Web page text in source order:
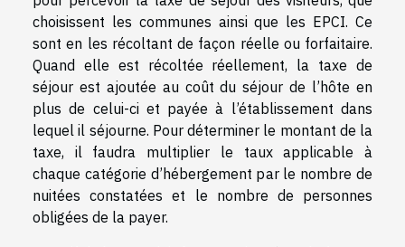
choisissent les communes ainsi que les EPCI. Ce
sont en les récoltant de façon réelle ou forfaitaire.
Quand elle est récoltée réellement, la taxe de
séjour est ajoutée au coût du séjour de l’hôte en
plus de celui-ci et payée à l’établissement dans
lequel il séjourne. Pour déterminer le montant de la
taxe, il faudra multiplier le taux applicable à
chaque catégorie d’hébergement par le nombre de
nuitées constatées et le nombre de personnes
obligées de la payer.